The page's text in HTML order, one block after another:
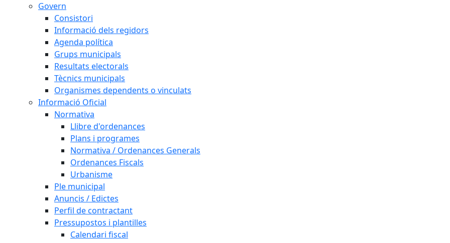
Govern
Consistori
Informació dels regidors
Agenda política
Grups municipals
Resultats electorals
Tècnics municipals
Organismes dependents o vinculats
Informació Oficial
Normativa
Llibre d'ordenances
Plans i programes
Normativa / Ordenances Generals
Ordenances Fiscals
Urbanisme
Ple municipal
Anuncis / Edictes
Perfil de contractant
Pressupostos i plantilles
Calendari fiscal